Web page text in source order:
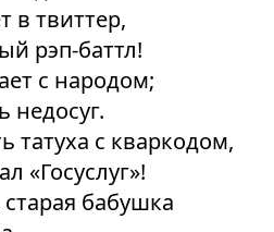
в твиттер,
рэп-баттл!
с народом;
недосуг.
татуха с кваркодом,
«Госуслуг»!
бабушка